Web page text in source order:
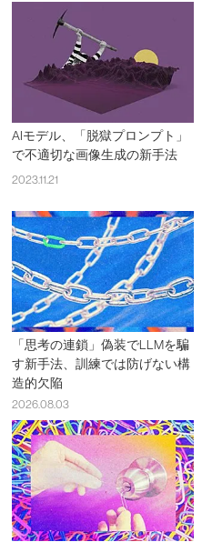
AIモデル、「脱獄プロンプト」
で不適切な画像生成の新手法
2023.11.21
「思考の連鎖」偽装でLLMを騙
す新手法、訓練では防げない構
造的欠陥
2026.08.03